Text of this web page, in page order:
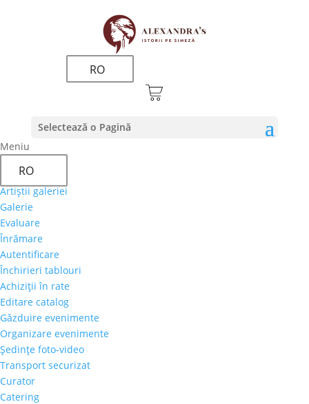
RO
Selectează o Pagină
Meniu
RO
Artiştii galeriei
Galerie
Evaluare
Înrămare
Autentificare
Închirieri tablouri
Achiziţii în rate
Editare catalog
Găzduire evenimente
Organizare evenimente
Şedinţe foto-video
Transport securizat
Curator
Catering
Decalogul lui Horatiu Malaele
intretinut si usor de depistat. Fii prietenul
dusmanilor tai. Un proverb islamic spune ca: „numai
iubindu-i poti sa-i distrugi.” Ramai modest. Dar fa in
asa fel ca lucrul asta sa se stie. Trebuie sa ai...
Articole recente
Galeria Alexandra’s la Courtyard by Marriott
Bucharest Floreasca
Parteneriat nou: Galeria Alexandra’s & Imperia Club